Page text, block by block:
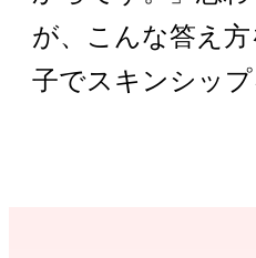
が、こんな答え
子でスキンシッ